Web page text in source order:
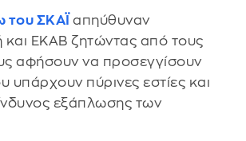
του ΣΚΑΪ απηύθυναν
και ΕΚΑΒ ζητώντας από τους
αφήσουν να προσεγγίσουν
υπάρχουν πύρινες εστίες και
εξάπλωσης των